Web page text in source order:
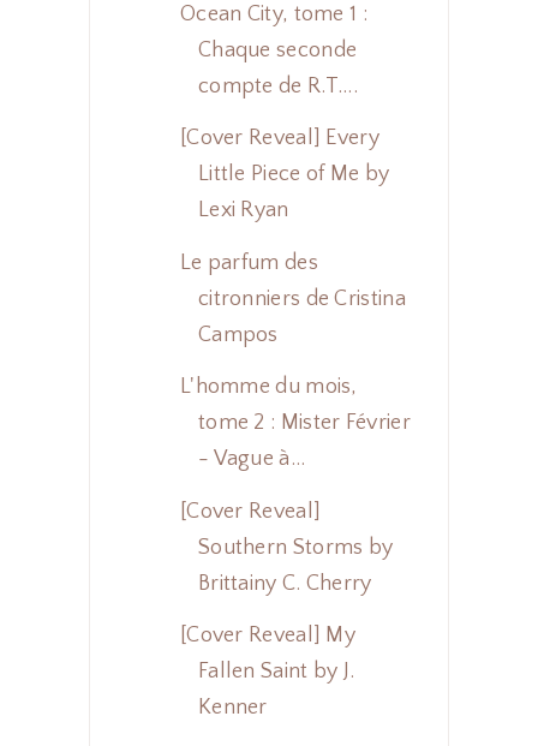
Ocean City, tome 1 :
Chaque seconde
compte de R.T....
[Cover Reveal] Every
Little Piece of Me by
Lexi Ryan
Le parfum des
citronniers de Cristina
Campos
L'homme du mois,
tome 2 : Mister Février
- Vague à...
[Cover Reveal]
Southern Storms by
Brittainy C. Cherry
[Cover Reveal] My
Fallen Saint by J.
Kenner